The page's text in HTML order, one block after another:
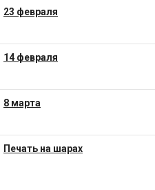
23 февраля
14 февраля
8 марта
Печать на шарах